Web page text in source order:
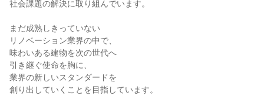
社会課題の解決に取り組んでいます。
まだ成熟しきっていない
リノベーション業界の中で、
味わいある建物を次の世代へ
引き継ぐ使命を胸に、
業界の新しいスタンダードを
創り出していくことを目指しています。